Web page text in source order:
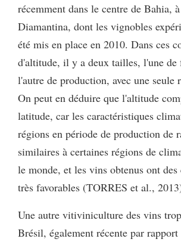
récemment dans le centre de Bahia,
Diamantina, dont les vignobles
été mis en place en 2010. Dans ces
d'altitude, il y a deux tailles, l'une de
l'autre de production, avec une seule
On peut en déduire que l'altitude
latitude, car les caractéristiques
régions en période de production de
similaires à certaines régions de
le monde, et les vins obtenus ont des
très favorables (TORRES et al.,
Une autre vitiviniculture des vins
Brésil, également récente par